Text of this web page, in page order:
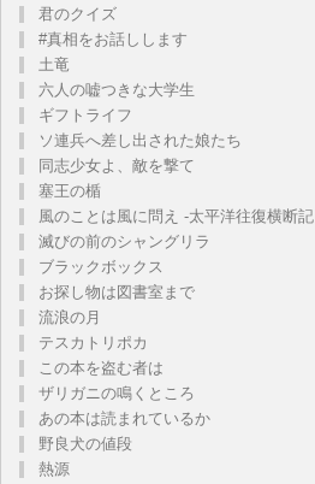
君のクイズ
#真相をお話しします
土竜
六人の嘘つきな大学生
ギフトライフ
ソ連兵へ差し出された娘たち
同志少女よ、敵を撃て
塞王の楯
風のことは風に問え -太平洋往復横断記
滅びの前のシャングリラ
ブラックボックス
お探し物は図書室まで
流浪の月
テスカトリポカ
この本を盗む者は
ザリガニの鳴くところ
あの本は読まれているか
野良犬の値段
熱源